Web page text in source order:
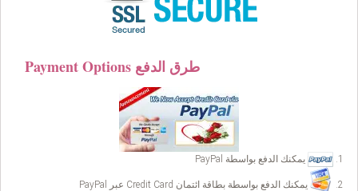
Payment Options طرق الدفع
يمكنك الدفع بواسطة PayPal
يمكنك الدفع بواسطة بطاقة ائتمان Credit Card عبر PayPal